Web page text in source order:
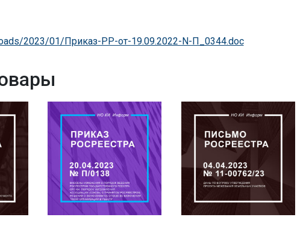
2023/01/Приказ-РР-от-19.09.2022-N-П_0344.doc